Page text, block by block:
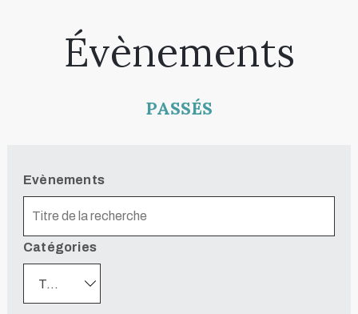
Évènements
PASSÉS
Evènements
Catégories
Toutes les catégories